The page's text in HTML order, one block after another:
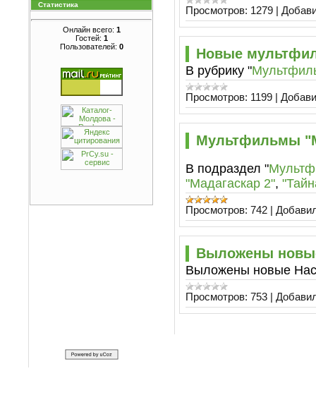
Статистика
Онлайн всего: 1
Гостей: 1
Пользователей: 0
Просмотров: 1279 |
Новые
В рубрику "
Просмотров: 1199 |
Мультфильмы
В подраздел "
"Мадагаскар 2",
Просмотров: 742 |
Выложены
Выложены новые
Просмотров: 753 |